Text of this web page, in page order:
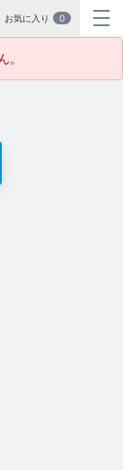
お気に入り 0
。